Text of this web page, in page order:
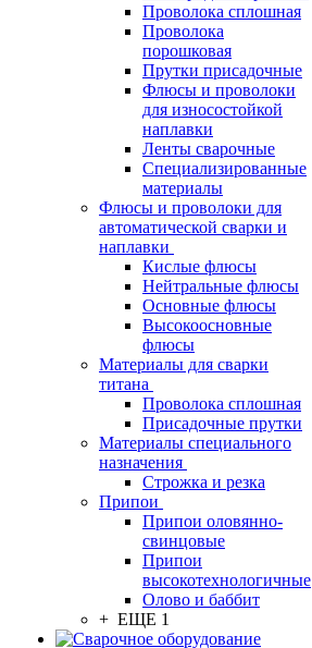
Проволока сплошная
Проволока
порошковая
Прутки присадочные
Флюсы и проволоки
для износостойкой
наплавки
Ленты сварочные
Специализированные
материалы
Флюсы и проволоки для
автоматической сварки и
наплавки
Кислые флюсы
Нейтральные флюсы
Основные флюсы
Высокоосновные
флюсы
Материалы для сварки
титана
Проволока сплошная
Присадочные прутки
Материалы специального
назначения
Строжка и резка
Припои
Припои оловянно-
свинцовые
Припои
высокотехнологичные
Олово и баббит
+ ЕЩЕ 1